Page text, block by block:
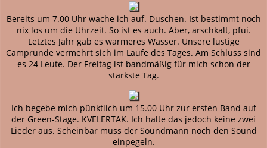
Bereits um 7.00 Uhr wache ich auf. Duschen. Ist bestimmt noch
nix los um die Uhrzeit. So ist es auch. Aber, arschkalt, pfui.
Letztes Jahr gab es wärmeres Wasser. Unsere lustige
Camprunde vermehrt sich im Laufe des Tages. Am Schluss sind
es 24 Leute. Der Freitag ist bandmäßig für mich schon der
stärkste Tag.
Ich begebe mich pünktlich um 15.00 Uhr zur ersten Band auf
der Green-Stage. KVELERTAK. Ich halte das jedoch keine zwei
Lieder aus. Scheinbar muss der Soundmann noch den Sound
einpegeln.